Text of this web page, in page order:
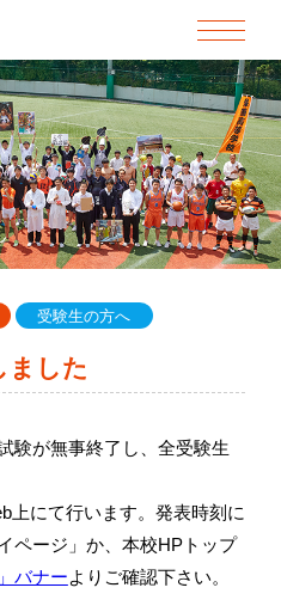
受験生の方へ
ました
験が無事終了し、全受験生
上にて行います。発表時刻に
ページ」か、本校HPトップ
バナーよりご確認下さい。